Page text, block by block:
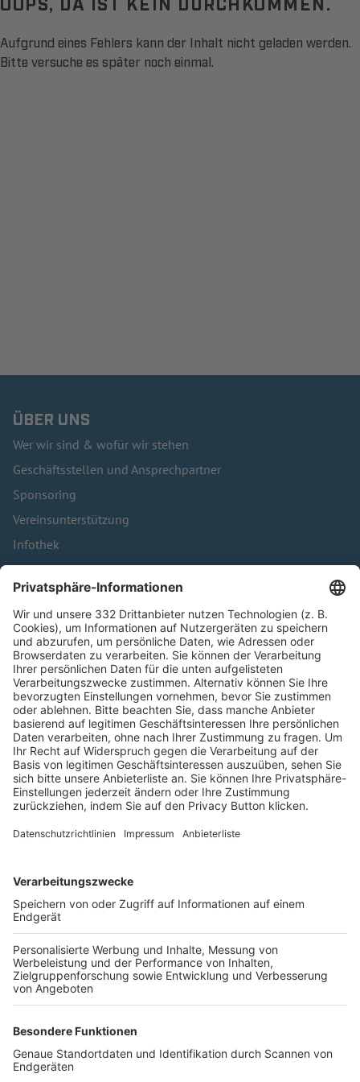
Aufgrund eines Fehlers kann der Inhalt nicht geladen werden.
Bitte versuche es später noch einmal.
ÜBER UNS
Wer wir sind & wofür wir stehen
Geschäftsstellen und Ansprechpartner
Sponsoring
Vereinsunterstützung
Infothek
Kontakt
HÄUFIG BESUCHTE SEITEN
Pässe und Vereinswechsel
Trainerausbildung
Schulungsangebot Vereinsmitarbeiter
BFV-Geschäftsstellen
Trainerbörse
Login SpielPlus
FOLGE DEM BFV
TOP-VEREINE
TOP-PARTNER